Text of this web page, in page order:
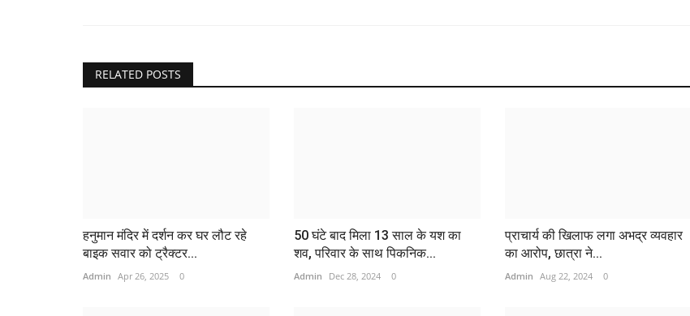
RELATED POSTS
हनुमान मंदिर में दर्शन कर घर लौट रहे
बाइक सवार को ट्रैक्टर...
Admin Apr 26, 2025 0
50 घंटे बाद मिला 13 साल के यश का
शव, परिवार के साथ पिकनिक...
Admin Dec 28, 2024 0
प्राचार्य की खिलाफ लगा अभद्र व्यवहार
का आरोप, छात्रा ने...
Admin Aug 22, 2024 0